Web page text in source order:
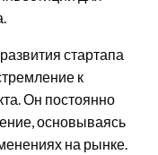
стартапа
к
Он постоянно
основываясь
на рынке.